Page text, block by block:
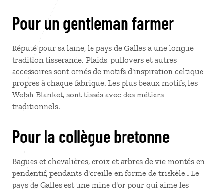
Pour un gentleman farmer
Réputé pour sa laine, le pays de Galles a une longue
tradition tisserande. Plaids, pullovers et autres
accessoires sont ornés de motifs d'inspiration celtique
propres à chaque fabrique. Les plus beaux motifs, les
Welsh Blanket, sont tissés avec des métiers
traditionnels.
Pour la collègue bretonne
Bagues et chevalières, croix et arbres de vie montés en
pendentif, pendants d'oreille en forme de triskèle… Le
pays de Galles est une mine d'or pour qui aime les